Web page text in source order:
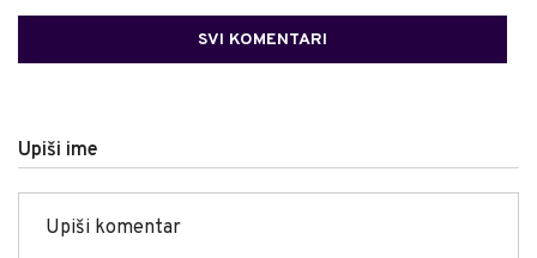
SVI KOMENTARI
Upiši ime